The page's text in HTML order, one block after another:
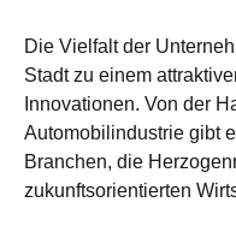
Die Vielfalt der
Stadt zu einem
Innovationen. Von der
Automobilindustrie gibt
Branchen, die
zukunftsorientierten